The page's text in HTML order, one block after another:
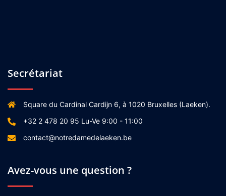
Secrétariat
Square du Cardinal Cardijn 6, à 1020 Bruxelles (Laeken).
+32 2 478 20 95 Lu-Ve 9:00 - 11:00
contact@notredamedelaeken.be
Avez-vous une question ?